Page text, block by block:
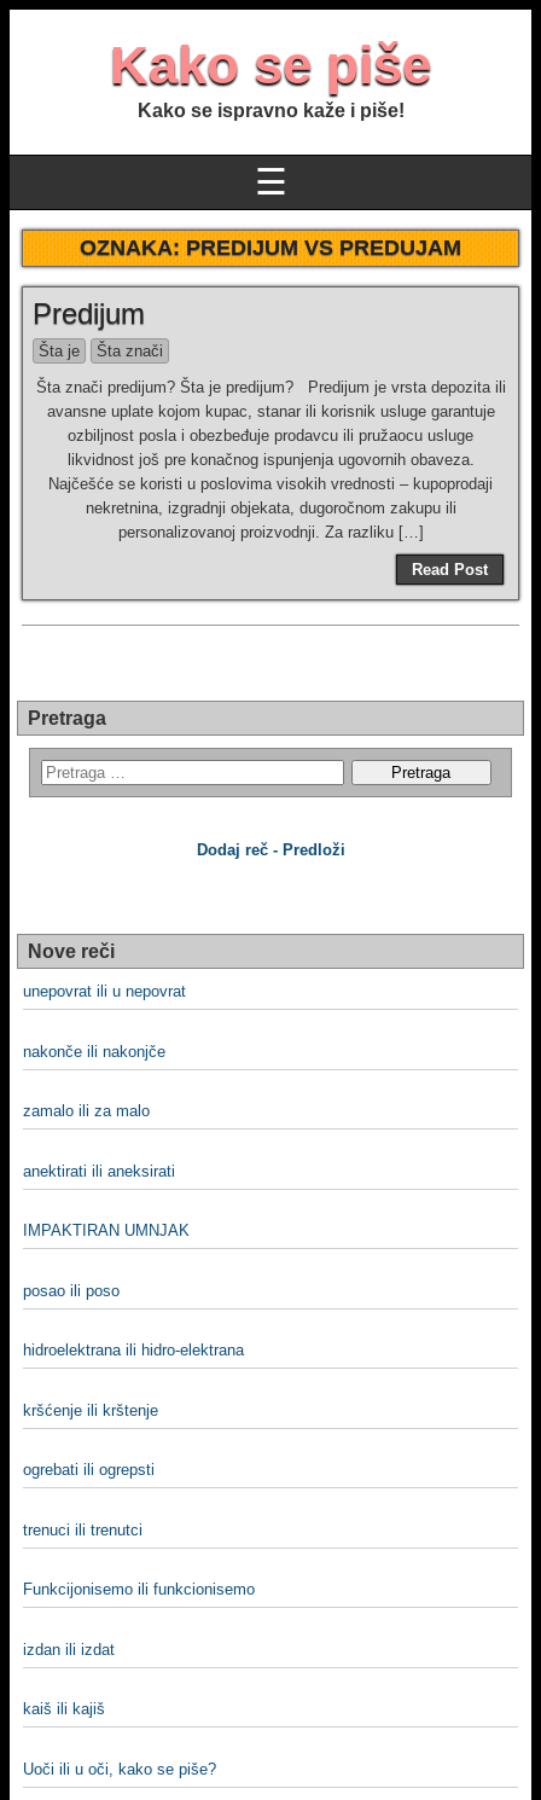
Kako se piše
Kako se ispravno kaže i piše!
☰
OZNAKA:PREDIJUM VS PREDUJAM
Predijum
Šta je
Šta znači
Šta znači predijum? Šta je predijum? Predijum je vrsta depozita ili
avansne uplate kojom kupac, stanar ili korisnik usluge garantuje
ozbiljnost posla i obezbeđuje prodavcu ili pružaocu usluge
likvidnost još pre konačnog ispunjenja ugovornih obaveza.
Najčešće se koristi u poslovima visokih vrednosti – kupoprodaji
nekretnina, izgradnji objekata, dugoročnom zakupu ili
personalizovanoj proizvodnji. Za razliku […]
Read Post
Pretraga
Dodaj reč - Predloži
Nove reči
unepovrat ili u nepovrat
nakonče ili nakonjče
zamalo ili za malo
anektirati ili aneksirati
IMPAKTIRAN UMNJAK
posao ili poso
hidroelektrana ili hidro-elektrana
kršćenje ili krštenje
ogrebati ili ogrepsti
trenuci ili trenutci
Funkcijonisemo ili funkcionisemo
izdan ili izdat
kaiš ili kajiš
Uoči ili u oči, kako se piše?